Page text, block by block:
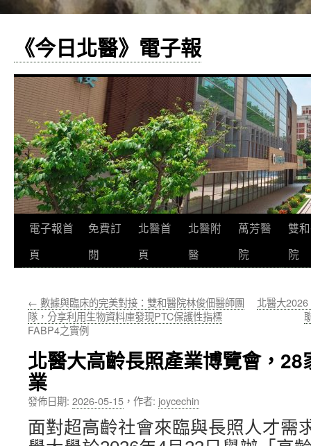
《今日北醫》電子報
跳
至
要
內
容
電子報首
頁
免費訂
閱
北醫首
頁
北醫附
醫
萬芳醫
院
雙
院
← 數據與臨床的完美對接：雙和醫院林俊佃醫師團
隊，分享利用生物資料庫發現PTC保護性指標
FABP4之實例
北醫大
北醫大高齡長照產業博覽會，
業
發佈日期: 2026-05-15 ， 作者: joycechin
面對超高齡社會來臨與長照人才需